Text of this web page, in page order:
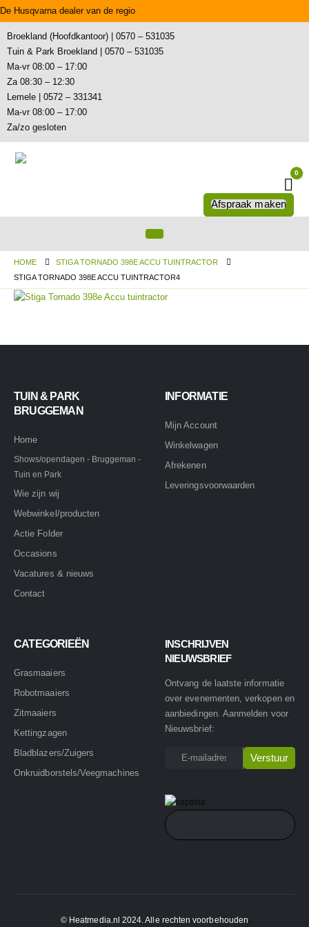
De Husqvarna dealer van de regio
Broekland (Hoofdkantoor) | 0570 – 531035
Tuin & Park Broekland | 0570 – 531035
Ma-vr 08:00 – 17:00
Za 08:30 – 12:30
Lemele | 0572 – 331341
Ma-vr 08:00 – 17:00
Za/zo gesloten
0
Afspraak maken
HOME
STIGA TORNADO 398E ACCU TUINTRACTOR
STIGA TORNADO 398E ACCU TUINTRACTOR4
TUIN & PARK
BRUGGEMAN
Home
Shows/opendagen - Bruggeman -
Tuin en Park
Wie zijn wij
Webwinkel/producten
Actie Folder
Occasions
Vacatures & nieuws
Contact
INFORMATIE
Mijn Account
Winkelwagen
Afrekenen
Leveringsvoorwaarden
CATEGORIEËN
Grasmaaiers
Robotmaaiers
Zitmaaiers
Kettingzagen
Bladblazers/Zuigers
Onkruidborstels/Veegmachines
INSCHRIJVEN
NIEUWSBRIEF
Ontvang de laatste informatie
over evenementen, verkopen en
aanbiedingen. Aanmelden voor
Nieuwsbrief:
© Heatmedia.nl 2024. Alle rechten voorbehouden